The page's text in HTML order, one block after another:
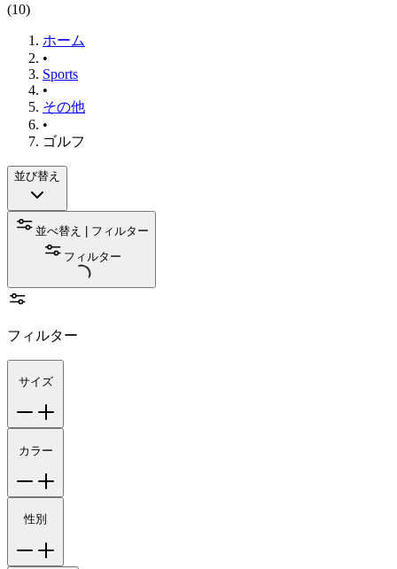
(10)
ホーム
•
Sports
•
その他
•
ゴルフ
並び替え
並べ替え | フィルター
フィルター
フィルター
サイズ
カラー
性別